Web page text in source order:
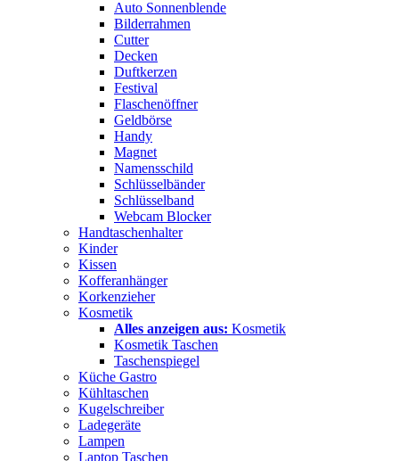
Auto Sonnenblende
Bilderrahmen
Cutter
Decken
Duftkerzen
Festival
Flaschenöffner
Geldbörse
Handy
Magnet
Namensschild
Schlüsselbänder
Schlüsselband
Webcam Blocker
Handtaschenhalter
Kinder
Kissen
Kofferanhänger
Korkenzieher
Kosmetik
Alles anzeigen aus: Kosmetik
Kosmetik Taschen
Taschenspiegel
Küche Gastro
Kühltaschen
Kugelschreiber
Ladegeräte
Lampen
Laptop Taschen